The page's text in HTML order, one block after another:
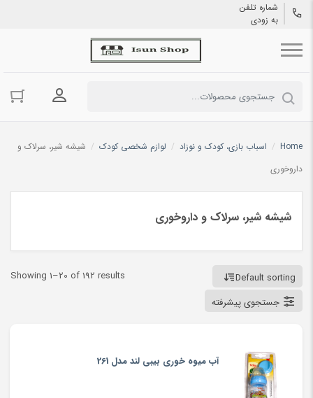
شماره تلفن
به زودی
ورود به
Home
/ اسباب بازی، کودک و نوزاد / لوازم شخصی کودک / شیشه شیر، سرلاک و
داروخوری
شیشه شیر، سرلاک و داروخوری
Showing 1–20 of 192 results
Default sorting
جستجوی پیشرفته
آب میوه خوری بیبی لند مدل 261